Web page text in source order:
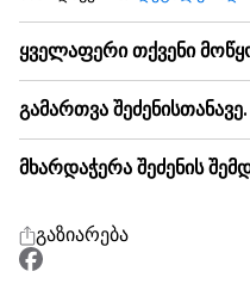
ყველაფერი თქვენი
გამართვა შეძენისთანავე.
მხარდაჭერა შეძენის
გაზიარება